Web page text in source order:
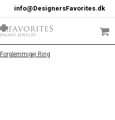
info@DesignersFavorites.dk
Forglemmigej Ring